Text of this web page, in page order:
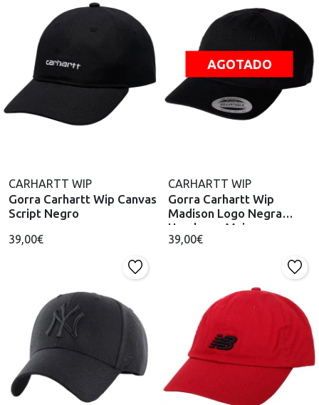
CARHARTT WIP
Gorra Carhartt Wip Canvas
Script Negro
39,00€
AGOTADO
CARHARTT WIP
Gorra Carhartt Wip
Madison Logo Negra
Hombre y Mujer
39,00€